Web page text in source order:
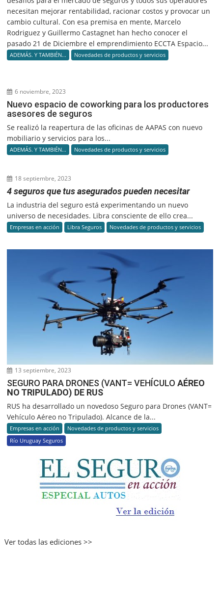
necesitan mejorar rentabilidad, racionar costos y provocar un
cambio cultural. Con esa premisa en mente, Marcelo
Rodriguez y Guillermo Castagnet han hecho conocer el
pasado 21 de Diciembre el emprendimiento ECCTA Espacio...
ADEMÁS. Y TAMBIÉN... Novedades de productos y servicios
6 noviembre, 2023
Nuevo espacio de coworking para los productores
asesores de seguros
Se realizó la reapertura de las oficinas de AAPAS con nuevo
mobiliario y servicios para los...
ADEMÁS. Y TAMBIÉN... Novedades de productos y servicios
18 septiembre, 2023
4 seguros que tus asegurados pueden necesitar
La industria del seguro está experimentando un nuevo
universo de necesidades. Libra consciente de ello crea...
Empresas en acción Libra Seguros Novedades de productos y servicios
13 septiembre, 2023
SEGURO PARA DRONES (VANT= VEHÍCULOAÉREO
NO TRIPULADO) DE RUS
RUS ha desarrollado un novedoso Seguro para Drones (VANT=
Vehículo Aéreo no Tripulado). Alcance de la...
Empresas en acción
Novedades de productos y servicios
Río Uruguay Seguros
Ver todas las ediciones >>